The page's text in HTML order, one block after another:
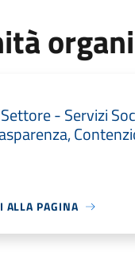
- Servizi
ALLA PAGINA